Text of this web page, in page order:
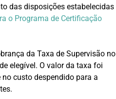
das disposições estabelecidas
o Programa de Certificação
da Taxa de Supervisão no
elegível. O valor da taxa foi
custo despendido para a